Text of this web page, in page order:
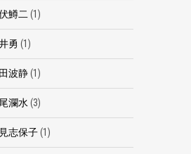
鱒二 (1)
勇 (1)
波静(1)
瀾水 (3)
志保子(1)